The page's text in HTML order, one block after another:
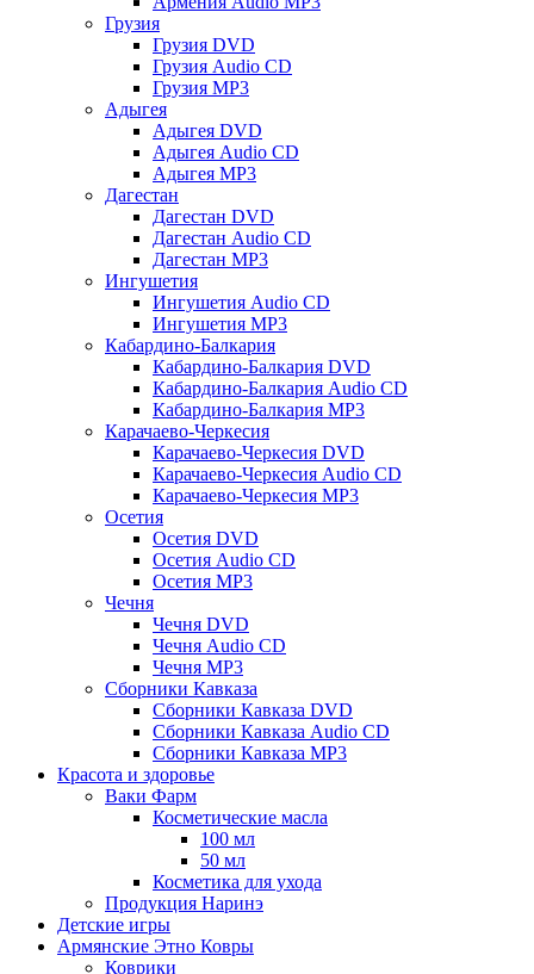
Грузия
Грузия DVD
Грузия Audio CD
Грузия MP3
Адыгея
Адыгея DVD
Адыгея Audio CD
Адыгея MP3
Дагестан
Дагестан DVD
Дагестан Audio CD
Дагестан MP3
Ингушетия
Ингушетия Audio CD
Ингушетия MP3
Кабардино-Балкария
Кабардино-Балкария DVD
Кабардино-Балкария Audio CD
Кабардино-Балкария MP3
Карачаево-Черкесия
Карачаево-Черкесия DVD
Карачаево-Черкесия Audio CD
Карачаево-Черкесия MP3
Осетия
Осетия DVD
Осетия Audio CD
Осетия MP3
Чечня
Чечня DVD
Чечня Audio CD
Чечня MP3
Сборники Кавказа
Сборники Кавказа DVD
Сборники Кавказа Audio CD
Сборники Кавказа MP3
Красота и здоровье
Ваки Фарм
Косметические масла
100 мл
50 мл
Косметика для ухода
Продукция Наринэ
Детские игры
Армянские Этно Ковры
Коврики